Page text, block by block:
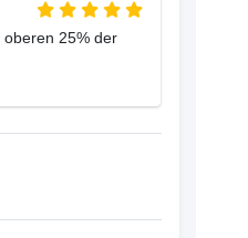
25% der